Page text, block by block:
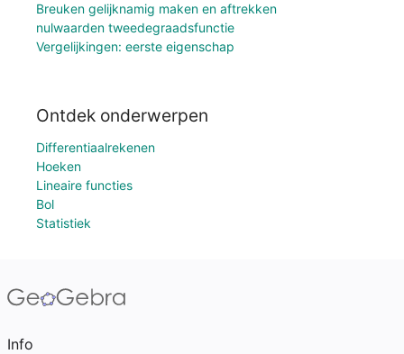
Breuken gelijknamig maken en aftrekken
nulwaarden tweedegraadsfunctie
Vergelijkingen: eerste eigenschap
Ontdek onderwerpen
Differentiaalrekenen
Hoeken
Lineaire functies
Bol
Statistiek
Info